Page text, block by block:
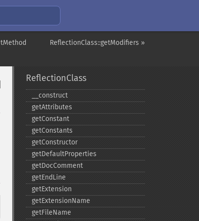
ReflectionClass::getModifiers »
ReflectionClass
_​_​construct
getAttributes
getConstant
getConstants
getConstructor
getDefaultProperties
getDocComment
getEndLine
getExtension
getExtensionName
getFileName